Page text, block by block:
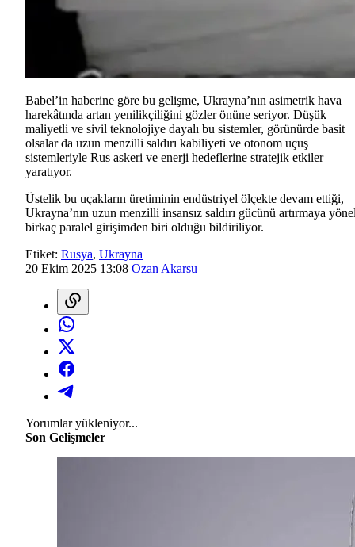
Babel’in haberine göre bu gelişme, Ukrayna’nın asimetrik hava
harekâtında artan yenilikçiliğini gözler önüne seriyor. Düşük
maliyetli ve sivil teknolojiye dayalı bu sistemler, görünürde basit
olsalar da uzun menzilli saldırı kabiliyeti ve otonom uçuş
sistemleriyle Rus askeri ve enerji hedeflerine stratejik etkiler
yaratıyor.
Üstelik bu uçakların üretiminin endüstriyel ölçekte devam ettiği,
Ukrayna’nın uzun menzilli insansız saldırı gücünü artırmaya
birkaç paralel girişimden biri olduğu bildiriliyor.
Etiket: Rusya, Ukrayna
20 Ekim 2025 13:08 Ozan Akarsu
Yorumlar yükleniyor...
Son Gelişmeler